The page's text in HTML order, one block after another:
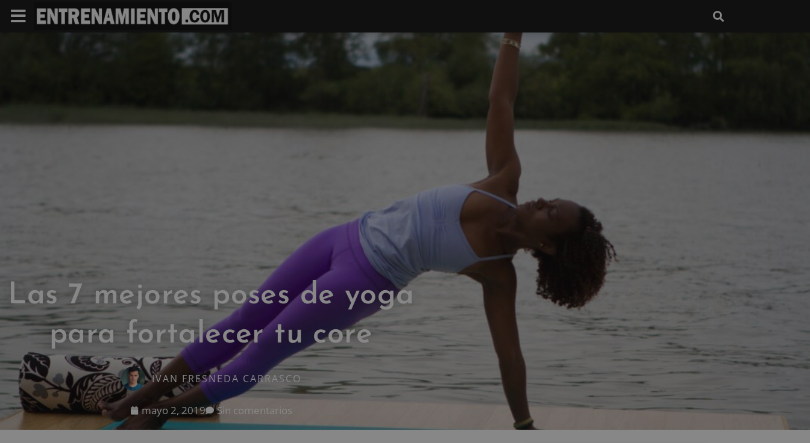
Las 7 mejores poses de yoga
para fortalecer tu core
IVAN FRESNEDA CARRASCO
mayo 2, 2019 Sin comentarios